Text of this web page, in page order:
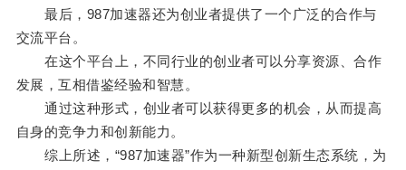
最后，987加速器还为创业者提供了一个广泛的合作与
交流平台。
在这个平台上，不同行业的创业者可以分享资源、合作
发展，互相借鉴经验和智慧。
通过这种形式，创业者可以获得更多的机会，从而提高
自身的竞争力和创新能力。
综上所述，“987加速器”作为一种新型创新生态系统，为